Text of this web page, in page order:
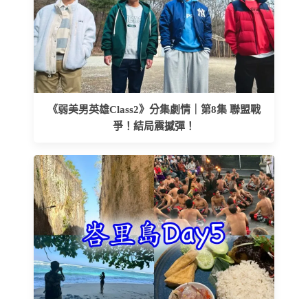
《弱美男英雄Class2》分集劇情｜第8集 聯盟戰
爭！結局震撼彈！